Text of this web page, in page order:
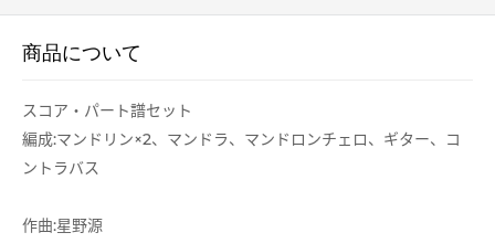
商品について
スコア・パート譜セット
編成:マンドリン×2、マンドラ、マンドロンチェロ、ギター、コ
ントラバス
作曲:星野源